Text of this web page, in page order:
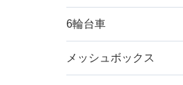
6輪台車
メッシュボックス